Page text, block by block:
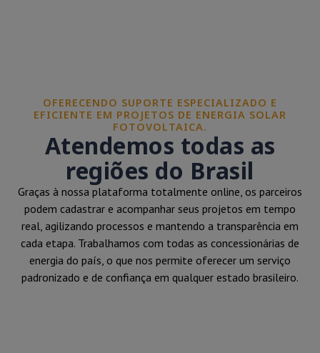
OFERECENDO SUPORTE ESPECIALIZADO E
EFICIENTE EM PROJETOS DE ENERGIA SOLAR
FOTOVOLTAICA.
Atendemos todas as
regiões do Brasil
Graças à nossa plataforma totalmente online, os parceiros
podem cadastrar e acompanhar seus projetos em tempo
real, agilizando processos e mantendo a transparência em
cada etapa. Trabalhamos com todas as concessionárias de
energia do país, o que nos permite oferecer um serviço
padronizado e de confiança em qualquer estado brasileiro.